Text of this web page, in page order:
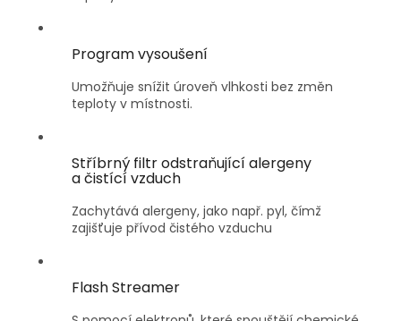
Program vysoušení
Umožňuje snížit úroveň vlhkosti bez změn
teploty v místnosti.
Stříbrný filtr odstraňující alergeny
a čistící vzduch
Zachytává alergeny, jako např. pyl, čímž
zajišťuje přívod čistého vzduchu
Flash Streamer